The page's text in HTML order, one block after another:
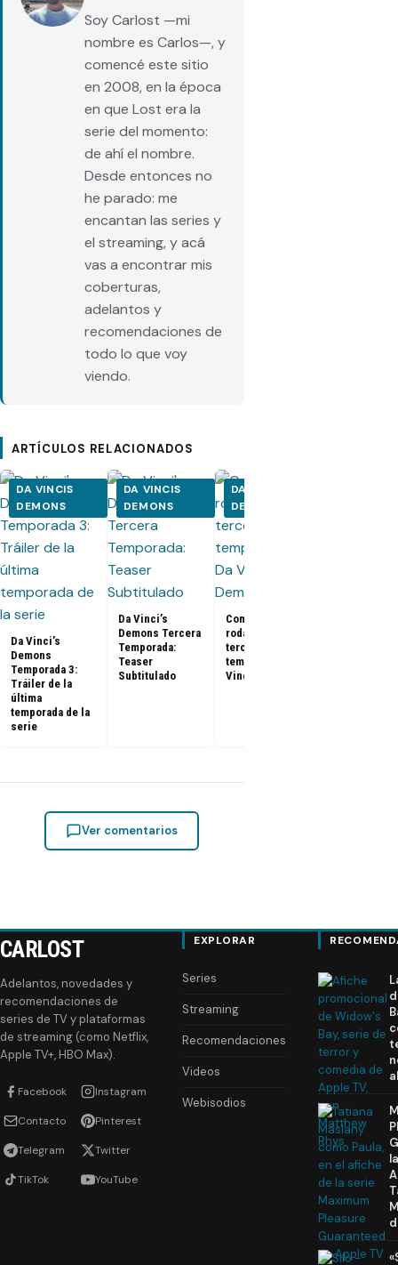
Soy Carlost —mi
nombre es Carlos—, y
comencé este sitio
en 2008, en la época
en que Lost era la
serie del momento:
de ahí el nombre.
Desde entonces no
he parado: me
encantan las series y
el streaming, y acá
vas a encontrar mis
coberturas,
adelantos y
recomendaciones de
todo lo que voy
viendo.
ARTÍCULOS RELACIONADOS
DA VINCIS
DEMONS
Da Vinci’s
Demons
Temporada 3:
Tráiler de la
última
temporada de la
serie
DA VINCIS
DEMONS
Da Vinci’s
Demons Tercera
Temporada:
Teaser
Subtitulado
DA VINCIS
DEMONS
Comenzó el
rodaje de la
tercera
temporada de Da
Vinci’s Demons
Ver comentarios
CARLOST
Adelantos, novedades y
recomendaciones de
series de TV y plataformas
de streaming (como Netflix,
Apple TV+, HBO Max).
Facebook Instagram
Contacto Pinterest
Telegram Twitter
TikTok YouTube
EXPLORAR
Series
Streaming
Recomendaciones
Videos
Webisodios